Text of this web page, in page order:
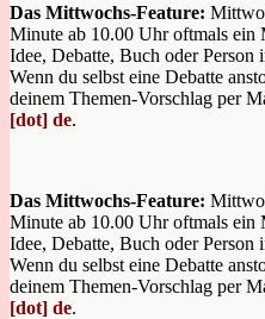
Das Mittwochs-Feature:
Minute ab 10.00 Uhr oftmals ein
Idee, Debatte, Buch oder
Wenn du selbst eine Debatte
deinem Themen-Vorschlag per
[dot] de.
Das Mittwochs-Feature:
Minute ab 10.00 Uhr oftmals ein
Idee, Debatte, Buch oder
Wenn du selbst eine Debatte
deinem Themen-Vorschlag per
[dot] de.